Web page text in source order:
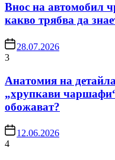
Внос на автомобил
какво трябва да
28.07.2026
3
Анатомия на
„хрупкави
обожават?
12.06.2026
4